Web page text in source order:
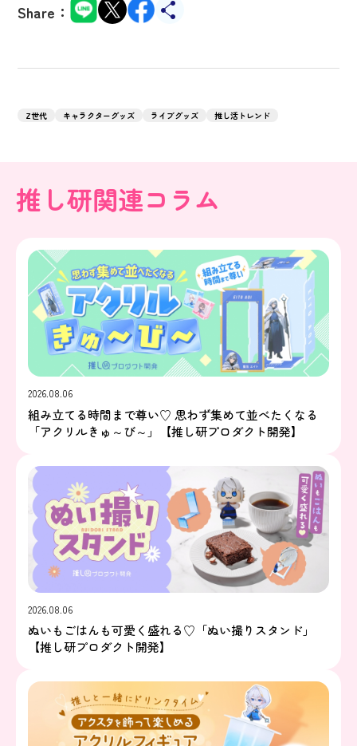
Share：
Z世代 キャラクターグッズ ライブグッズ 推し活トレンド
推し研関連コラム
2026.08.06
組み立てる時間まで尊い♡ 思わず集めて並べたくなる
「アクリルきゅ～び～」【推し研プロダクト開発】
2026.08.06
ぬいもごはんも可愛く盛れる♡「ぬい撮りスタンド」
【推し研プロダクト開発】